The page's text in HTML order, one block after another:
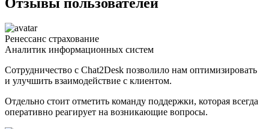
Ренессанс страхование
Аналитик информационных систем
Сотрудничество с Chat2Desk позволило нам оптимизировать
и улучшить взаимодействие с клиентом.
Отдельно стоит отметить команду поддержки, которая всегда
оперативно реагирует на возникающие вопросы.